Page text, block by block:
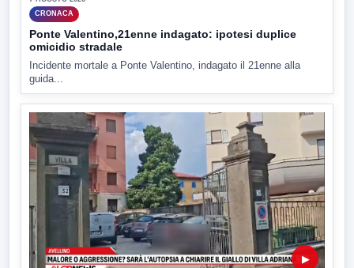
CRONACA
Ponte Valentino,21enne indagato: ipotesi duplice
omicidio stradale
Incidente mortale a Ponte Valentino, indagato il 21enne alla
guida...
▶